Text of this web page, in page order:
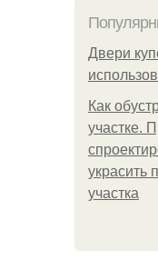
Двери
Как
участке.
украсить
участка